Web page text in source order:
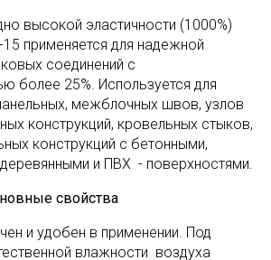
высокой эластичности (1000%)
применяется для надежной
соединений с
более 25%. Используется для
межблочных швов, узлов
конструкций, кровельных стыков,
конструкций с бетонными,
и ПВХ - поверхностями.
свойства
и удобен в применении. Под
влажности воздуха